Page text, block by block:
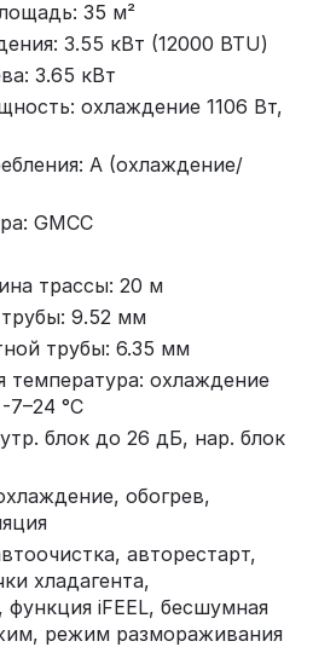
35 м²
3.55 кВт (12000 BTU)
3.65 кВт
охлаждение 1106 Вт,
A (охлаждение/
GMCC
трассы: 20 м
9.52 мм
трубы: 6.35 мм
температура: охлаждение
7–24 °C
блок до 26 дБ, нар. блок
обогрев,
авторестарт,
хладагента,
функция iFEEL, бесшумная
режим размораживания